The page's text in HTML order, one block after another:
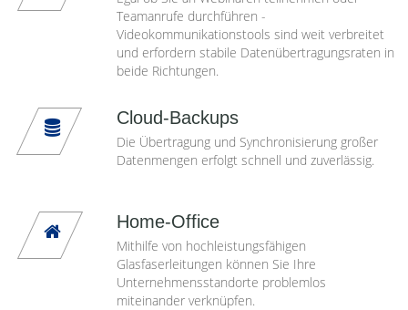
Teamanrufe durchführen -
Videokommunikationstools sind weit verbreitet
und erfordern stabile Datenübertragungsraten in
beide Richtungen.
Cloud-Backups
Die Übertragung und Synchronisierung großer
Datenmengen erfolgt schnell und zuverlässig.
Home-Office
Mithilfe von hochleistungsfähigen
Glasfaserleitungen können Sie Ihre
Unternehmensstandorte problemlos
miteinander verknüpfen.